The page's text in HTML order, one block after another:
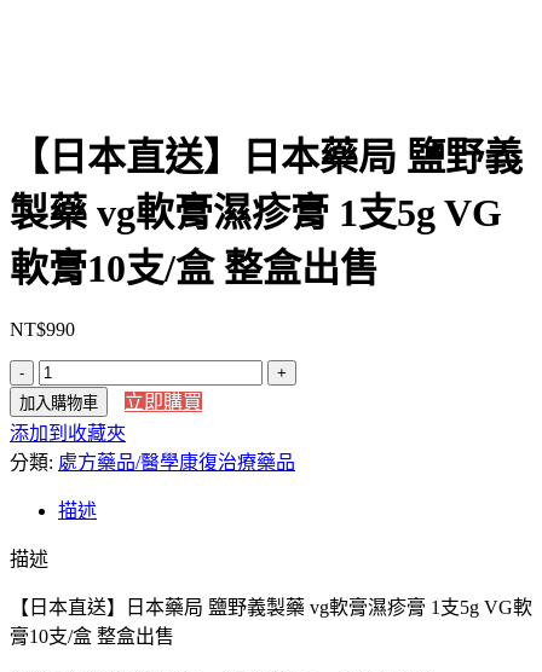
【日本直送】日本藥局 鹽野義
製藥 vg軟膏濕疹膏 1支5g VG
軟膏10支/盒 整盒出售
NT$990
【日
本
直
送】
本
藥
鹽
野
加入購物車
立即購買
添加到收藏夾
分類: 處方藥品/醫學康復治療藥品
描述
描述
【日本直送】日本藥局 鹽野義製藥 vg軟膏濕疹膏 1支5g VG軟
膏10支/盒 整盒出售